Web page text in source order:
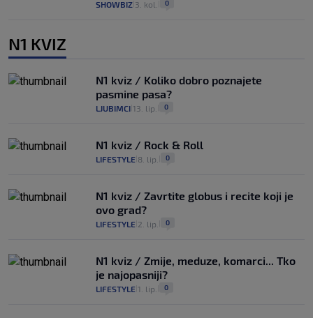
SHOWBIZ 3. kol. 0
N1 KVIZ
N1 kviz / Koliko dobro poznajete
pasmine pasa?
LJUBIMCI 13. lip. 0
N1 kviz / Rock & Roll
LIFESTYLE 8. lip. 0
N1 kviz / Zavrtite globus i recite koji je
ovo grad?
LIFESTYLE 2. lip. 0
N1 kviz / Zmije, meduze, komarci... Tko
je najopasniji?
LIFESTYLE 1. lip. 0